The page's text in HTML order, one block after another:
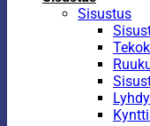
Sisustus